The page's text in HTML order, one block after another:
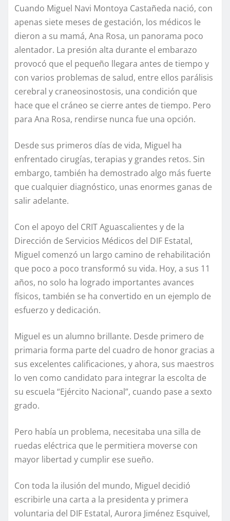
Cuando Miguel Navi Montoya Castañeda nació, con
apenas siete meses de gestación, los médicos le
dieron a su mamá, Ana Rosa, un panorama poco
alentador. La presión alta durante el embarazo
provocó que el pequeño llegara antes de tiempo y
con varios problemas de salud, entre ellos parálisis
cerebral y craneosinostosis, una condición que
hace que el cráneo se cierre antes de tiempo. Pero
para Ana Rosa, rendirse nunca fue una opción.
Desde sus primeros días de vida, Miguel ha
enfrentado cirugías, terapias y grandes retos. Sin
embargo, también ha demostrado algo más fuerte
que cualquier diagnóstico, unas enormes ganas de
salir adelante.
Con el apoyo del CRIT Aguascalientes y de la
Dirección de Servicios Médicos del DIF Estatal,
Miguel comenzó un largo camino de rehabilitación
que poco a poco transformó su vida. Hoy, a sus 11
años, no solo ha logrado importantes avances
físicos, también se ha convertido en un ejemplo de
esfuerzo y dedicación.
Miguel es un alumno brillante. Desde primero de
primaria forma parte del cuadro de honor gracias a
sus excelentes calificaciones, y ahora, sus maestros
lo ven como candidato para integrar la escolta de
su escuela “Ejército Nacional”, cuando pase a sexto
grado.
Pero había un problema, necesitaba una silla de
ruedas eléctrica que le permitiera moverse con
mayor libertad y cumplir ese sueño.
Con toda la ilusión del mundo, Miguel decidió
escribirle una carta a la presidenta y primera
voluntaria del DIF Estatal, Aurora Jiménez Esquivel,